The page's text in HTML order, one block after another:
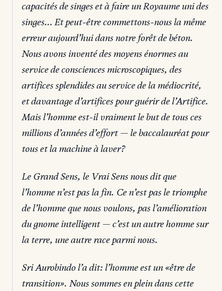
capacités de singes et à faire un Royaume uni des
singes… Et peut-être commettons-nous la même
erreur aujourd’hui dans notre forêt de béton.
Nous avons inventé des moyens énormes au
service de consciences microscopiques, des
artifices splendides au service de la médiocrité,
et davantage d’artifices pour guérir de l’Artifice.
Mais l’homme est-il vraiment le but de tous ces
millions d’années d’effort — le baccalauréat pour
tous et la machine à laver?
Le Grand Sens, le Vrai Sens nous dit que
l’homme n’est pas la fin. Ce n’est pas le triomphe
de l’homme que nous voulons, pas l’amélioration
du gnome intelligent — c’est un autre homme sur
la terre, une autre race parmi nous.
Sri Aurobindo l’a dit: l’homme est un «être de
transition». Nous sommes en plein dans cette